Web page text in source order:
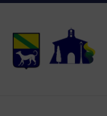
Aller
Passer
navigation
principale
Atteindre
page